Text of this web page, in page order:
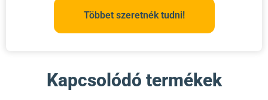
Többet szeretnék tudni!
Kapcsolódó termékek